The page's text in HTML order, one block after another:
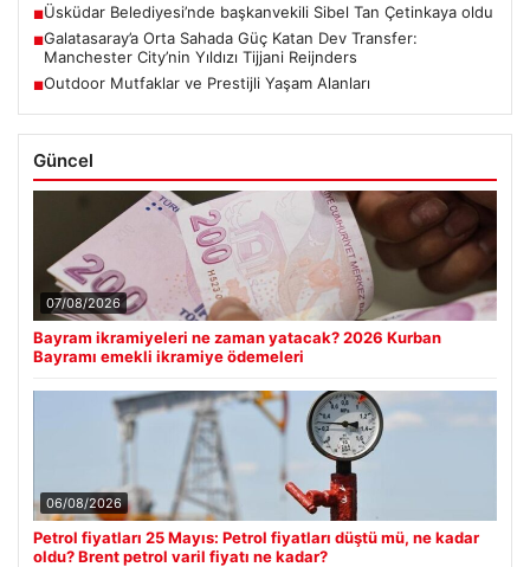
■Üsküdar Belediyesi’nde başkanvekili Sibel Tan Çetinkaya oldu
■Galatasaray’a Orta Sahada Güç Katan Dev Transfer:
Manchester City’nin Yıldızı Tijjani Reijnders
■Outdoor Mutfaklar ve Prestijli Yaşam Alanları
Güncel
07/08/2026
Bayram ikramiyeleri ne zaman yatacak? 2026 Kurban
Bayramı emekli ikramiye ödemeleri
06/08/2026
Petrol fiyatları 25 Mayıs: Petrol fiyatları düştü mü, ne kadar
oldu? Brent petrol varil fiyatı ne kadar?